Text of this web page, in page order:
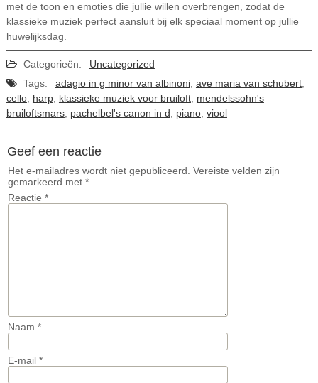
met de toon en emoties die jullie willen overbrengen, zodat de
klassieke muziek perfect aansluit bij elk speciaal moment op jullie
huwelijksdag.
Categorieën:
Uncategorized
Tags:
adagio in g minor van albinoni, ave maria van schubert,
cello, harp, klassieke muziek voor bruiloft, mendelssohn's
bruiloftsmars, pachelbel's canon in d piano, viool
Geef een reactie
Het e-mailadres wordt niet gepubliceerd. Vereiste velden zijn
gemarkeerd met *
Reactie *
Naam *
E-mail *